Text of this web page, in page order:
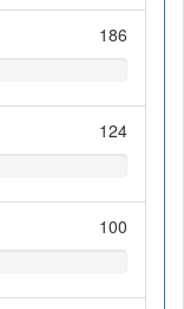
186
124
100